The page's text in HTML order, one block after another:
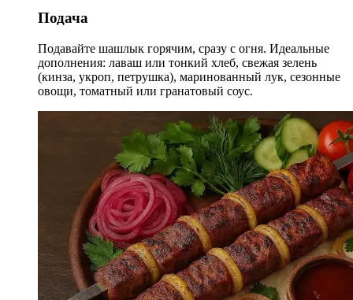
Подача
Подавайте шашлык горячим, сразу с огня. Идеальные
дополнения: лаваш или тонкий хлеб, свежая зелень
(кинза, укроп, петрушка), маринованный лук, сезонные
овощи, томатный или гранатовый соус.